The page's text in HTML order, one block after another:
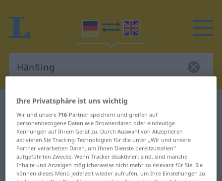
Deutsch-Englisch Wörterbuch
Deutsch-Englisch Übersetzung für
"Hänfling"
"Hänfling" Englisch Übersetzung
Ihre Privatsphäre ist uns wichtig
Wir und unsere716-Partner speichern und greifen auf
personenbezogene Daten wie Browserdaten oder eindeutige
Kennungen auf Ihrem Gerät zu. Durch Auswahl von Akzeptieren
aktivieren Sie Tracking-Technologien für die unter „Wir und unsere
Partner verarbeiten Daten, um Ihnen Dienste bereitzustellen“
aufgeführten Zwecke. Wenn Tracker deaktiviert sind, sind manche
Inhalte und Anzeigen möglicherweise nicht mehr so relevant für Sie. Sie
können dieses Menü jederzeit wieder aufrufen, um Ihre Einstellungen zu